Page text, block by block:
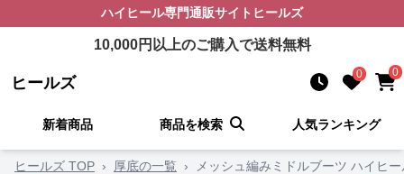
ハイヒール専門通販サイト ヒールズ
10,000円以上のご購入で送料無料
ヒールズ 0 0
新着商品 商品を検索 人気ランキング
ヒールズ TOP › 厚底の一覧 › メッシュ編みミドルブーツ ハイヒー